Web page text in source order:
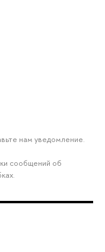
нам уведомление.
сообщений об